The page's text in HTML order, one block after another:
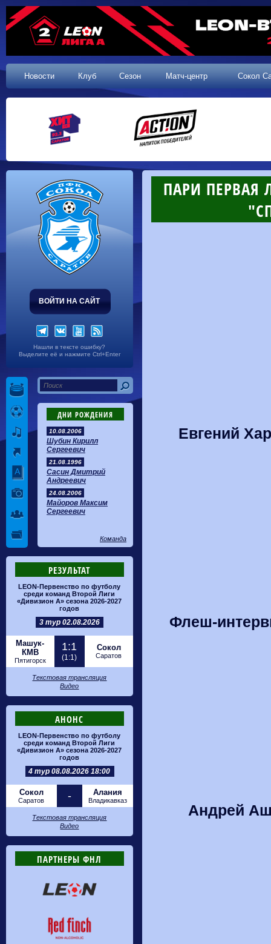
Новости Клуб Сезон Матч-центр Сокол
ВОЙТИ НА САЙТ
Нашли в тексте ошибку?
Выделите её и нажмите Ctrl+Enter
ДНИ РОЖДЕНИЯ
10.08.2006
Шубин Кирилл
Сергеевич
21.08.1996
Сасин Дмитрий
Андреевич
24.08.2006
Майоров Максим
Сергеевич
Команда
РЕЗУЛЬТАТ
LEON-Первенство по футболу
среди команд Второй Лиги
«Дивизион А» сезона 2026-2027
годов
3 тур 02.08.2026
Машук-
КМВ
Пятигорск
1:1
(1:1)
Сокол
Саратов
Текстовая трансляция
Видео
АНОНС
LEON-Первенство по футболу
среди команд Второй Лиги
«Дивизион А» сезона 2026-2027
годов
4 тур 08.08.2026 18:00
Сокол
Саратов - Алания
Владикавказ
Текстовая трансляция
Видео
ПАРТНЕРЫ ФНЛ
ПАРИ ПЕРВАЯ
Евгений
Флеш-
Андрей